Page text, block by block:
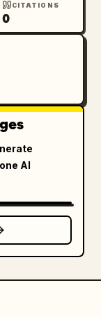
CITATIONS
0
AI